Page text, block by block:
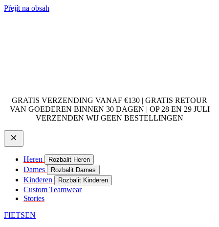
Přejít na obsah
GRATIS VERZENDING VANAF €130 | GRATIS RETOUR
VAN GOEDEREN BINNEN 30 DAGEN | OP 28 EN 29 JULI
VERZENDEN WIJ GEEN BESTELLINGEN
Heren Rozbalit Heren
Dames Rozbalit Dames
Kinderen Rozbalit Kinderen
Custom Teamwear
Stories
FIETSEN